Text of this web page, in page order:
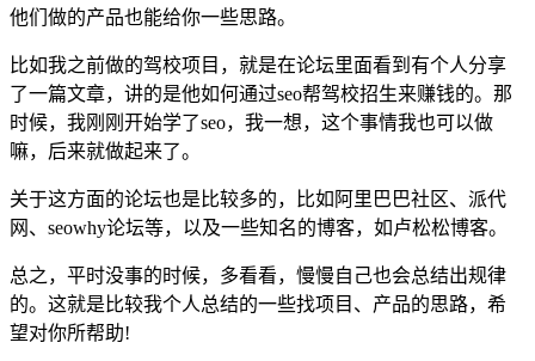
他们做的产品也能给你一些思路。
比如我之前做的驾校项目，就是在论坛里面看到有个人分享
了一篇文章，讲的是他如何通过seo帮驾校招生来赚钱的。那
时候，我刚刚开始学了seo，我一想，这个事情我也可以做
嘛，后来就做起来了。
关于这方面的论坛也是比较多的，比如阿里巴巴社区、派代
网、seowhy论坛等，以及一些知名的博客，如卢松松博客。
总之，平时没事的时候，多看看，慢慢自己也会总结出规律
的。这就是比较我个人总结的一些找项目、产品的思路，希
望对你所帮助!